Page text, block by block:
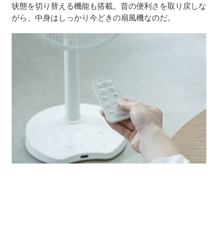
状態を切り替える機能も搭載。昔の便利さを取り戻しな
がら、中身はしっかり今どきの扇風機なのだ。